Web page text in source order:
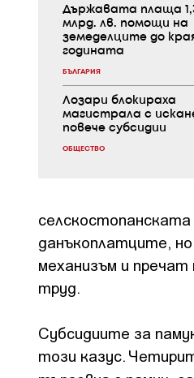
Държавата плаща
млрд. лв. помощи на
земеделците до
годината
БЪЛГАРИЯ
Лозари блокираха
магистрала с
повече субсидии
ОБЩЕСТВО
селскостопанската
данъкоплатците,
механизъм и
труд.
Субсидиите за
този казус.